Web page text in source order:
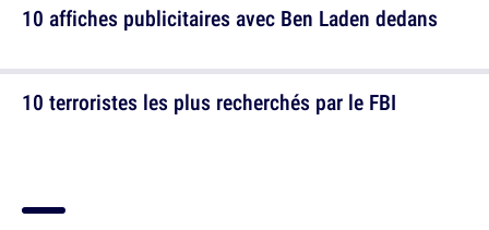
10 affiches publicitaires avec Ben Laden dedans
10 terroristes les plus recherchés par le FBI